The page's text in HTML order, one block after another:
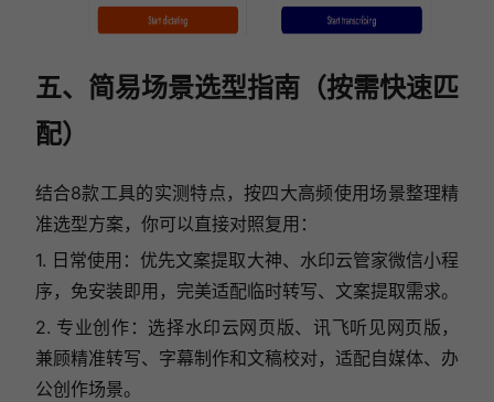
五、简易场景选型指南（按需快速匹
配）
结合8款工具的实测特点，按四大高频使用场景整理精
准选型方案，你可以直接对照复用：
1. 日常使用：优先文案提取大神、水印云管家微信小程
序，免安装即用，完美适配临时转写、文案提取需求。
2. 专业创作：选择水印云网页版、讯飞听见网页版，
兼顾精准转写、字幕制作和文稿校对，适配自媒体、办
公创作场景。